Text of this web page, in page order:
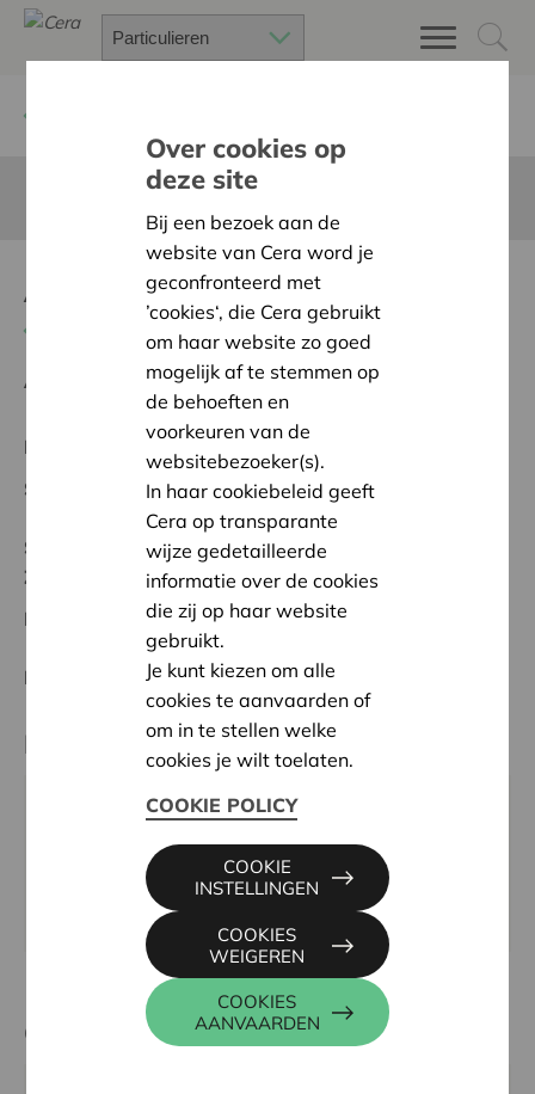
Abt&Abdij
Terug naar overzicht
Ambitie: Warme en zorgzame buurten voor iedereen
Regionaal Project
Startdatum:
12/02/2026
Status:
In behandeling
Zuid-Limburg
Datum:
12/02/2026
Beslissing: Goedgekeurd
Partner
KUNST-GROEN, TIENSEVEST 25, 3800 SINT-
011 68 65 03
https://www.kunstgroen.be/
Contactpersoon
Over cookies op
deze site
Bij een bezoek aan de
website van Cera word je
geconfronteerd met
’cookies‘, die Cera gebruikt
om haar website zo goed
mogelijk af te stemmen op
de behoeften en
voorkeuren van de
websitebezoeker(s).
In haar cookiebeleid geeft
Cera op transparante
wijze gedetailleerde
informatie over de cookies
die zij op haar website
gebruikt.
Je kunt kiezen om alle
cookies te aanvaarden of
om in te stellen welke
cookies je wilt toelaten.
COOKIE POLICY
COOKIES
AANVAARDEN
COOKIES
WEIGEREN
COOKIE
INSTELLINGEN